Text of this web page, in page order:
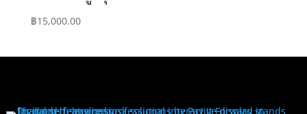
฿15,000.00